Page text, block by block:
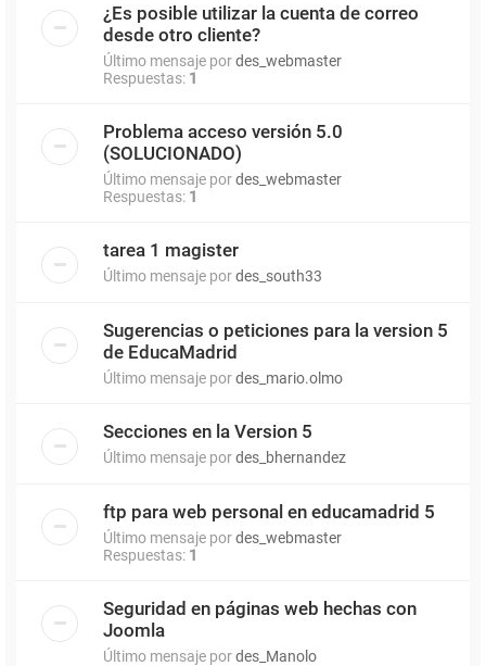
¿Es posible utilizar la cuenta de correo
desde otro cliente?
Último mensaje pordes_webmaster
Respuestas: 1
Problema acceso versión 5.0
(SOLUCIONADO)
Último mensaje pordes_webmaster
Respuestas: 1
tarea 1 magister
Último mensaje pordes_south33
Sugerencias o peticiones para la version 5
de EducaMadrid
Último mensaje pordes_mario.olmo
Secciones en la Version 5
Último mensaje pordes_bhernandez
ftp para web personal en educamadrid 5
Último mensaje pordes_webmaster
Respuestas: 1
Seguridad en páginas web hechas con
Joomla
Último mensaje pordes_Manolo